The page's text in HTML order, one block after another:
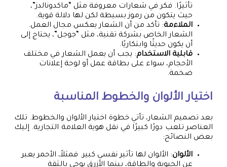
تأثيرًا. فكر في شعارات معروفة مثل “ماكدونالدز”،
حيث يتكون من رموز بسيطة لكن لها دلالة قوية.
الملاءمة: تأكد من أن الشعار يعكس مجال العمل.
الشعار الخاص بشركة تقنية، مثل “جوجل”، يحتاج إلى
أن يكون حديثًا وابتكاريًا.
قابلية الاستخدام: يجب أن يعمل الشعار في مختلف
الأحجام، سواء على بطاقة عمل أو لوحة إعلانات
ضخمة.
اختيار الألوان والخطوط المناسبة
بعد تصميم الشعار، تأتي خطوة اختيار الألوان والخطوط. تلك
العناصر تلعب دورًا كبيرًا في نقل هوية العلامة التجارية. إليك
بعض النصائح:
الألوان: الألوان لها تأثير نفسي كبير. فمثلاً، الأحمر يعبر
عن الحيوية والطاقة، بينما الأزرق يوحي بالثقة